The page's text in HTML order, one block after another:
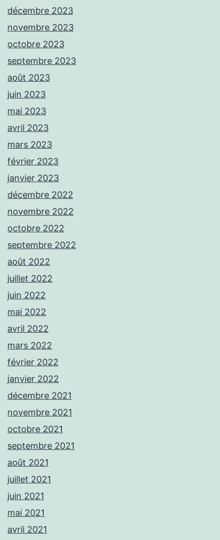
décembre 2023
novembre 2023
octobre 2023
septembre 2023
août 2023
juin 2023
mai 2023
avril 2023
mars 2023
février 2023
janvier 2023
décembre 2022
novembre 2022
octobre 2022
septembre 2022
août 2022
juillet 2022
juin 2022
mai 2022
avril 2022
mars 2022
février 2022
janvier 2022
décembre 2021
novembre 2021
octobre 2021
septembre 2021
août 2021
juillet 2021
juin 2021
mai 2021
avril 2021